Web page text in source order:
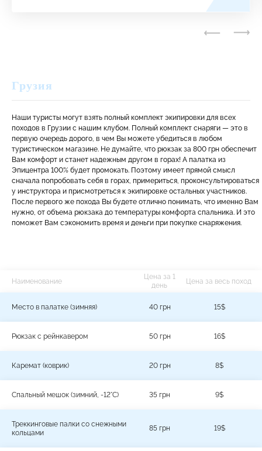
Грузия
Наши туристы могут взять полный комплект экипировки для всех
походов в Грузии с нашим клубом. Полный комплект снаряги — это в
первую очередь дорого, в чем Вы можете убедиться в любом
туристическом магазине. Не думайте, что рюкзак за 800 грн обеспечит
Вам комфорт и станет надежным другом в горах! А палатка из
Эпицентра 100% будет промокать. Поэтому имеет прямой смысл
сначала попробовать себя в горах, примериться, проконсультироваться
у инструктора и присмотреться к экипировке остальных участников.
После первого же похода Вы будете отлично понимать, что именно Вам
нужно, от объема рюкзака до температуры комфорта спальника. И это
поможет Вам сэкономить время и деньги при покупке снаряжения.
Наименование
Цена за 1
день
Цена за весь поход
Место в палатке (зимняя) 40 грн 15$
Рюкзак с рейнкавером 50 грн 16$
Каремат (коврик) 20 грн 8$
Cпальный мешок (зимний, -12°С) 35 грн 9$
Треккинговые палки со снежными
кольцами
85 грн 19$